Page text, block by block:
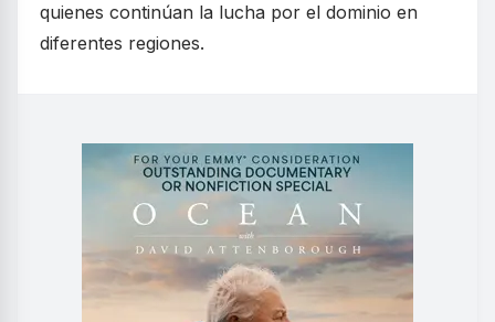
quienes continúan la lucha por el dominio en
diferentes regiones.